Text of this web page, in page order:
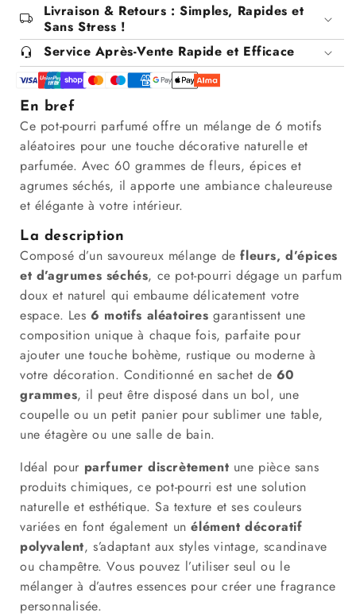
assortis,
60G
assortis,
60G
Livraison & Retours : Simples, Rapides et
Sans Stress !
Service Après-Vente Rapide et Efficace
En bref
Ce pot-pourri parfumé offre un mélange de 6 motifs
aléatoires pour une touche décorative naturelle et
parfumée. Avec 60 grammes de fleurs, épices et
agrumes séchés, il apporte une ambiance chaleureuse
et élégante à votre intérieur.
La description
Composé d’un savoureux mélange de fleurs, d’épices
et d’agrumes séchés, ce pot-pourri dégage un parfum
doux et naturel qui embaume délicatement votre
espace. Les 6 motifs aléatoires garantissent une
composition unique à chaque fois, parfaite pour
ajouter une touche bohème, rustique ou moderne à
votre décoration. Conditionné en sachet de 60
grammes, il peut être disposé dans un bol, une
coupelle ou un petit panier pour sublimer une table,
une étagère ou une salle de bain.
Idéal pour parfumer discrètement une pièce sans
produits chimiques, ce pot-pourri est une solution
naturelle et esthétique. Sa texture et ses couleurs
variées en font également un élément décoratif
polyvalent, s’adaptant aux styles vintage, scandinave
ou champêtre. Vous pouvez l’utiliser seul ou le
mélanger à d’autres essences pour créer une fragrance
personnalisée.